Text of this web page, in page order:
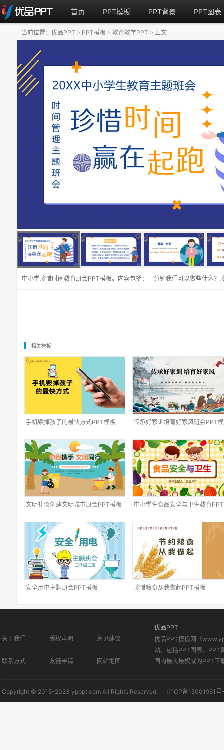
首页 PPT模板 PPT背景 PPT图表
中小学珍惜时间教育班会PPT模板。内容包括：一分钟我们可以做些什么
当前位置： 优品PPT > PPT模板 > 教育教学PPT > 正文
相关模板
手机毁掉孩子的最快方式PPT模板 传承好家训培育好家风班会PPT
文明礼仪创建文明城市班会PPT模板
中小学生食品安全与卫生教育
安全用电主题班会PPT模板 珍惜粮食从我做起PPT模板
关于我们 版权声明 意见建议
联系方式 友链申请 网站地图
优品PPT
优品PPT模板网（
站。包括PPT图表、PPT
国内最大最权威的PPT下
Copyright © 2015-2023 ypppt.com All Rights Reserved. 津ICP备15001961号